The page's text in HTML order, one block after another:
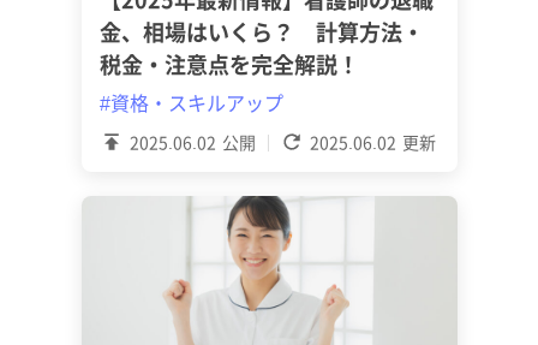
2025.06.02 公開 2025.06.02 更新
金、相場はいくら？ 計算方法・
税金・注意点を完全解説！
#資格・スキルアップ